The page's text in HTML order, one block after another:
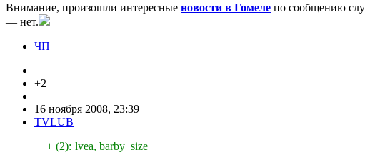
Внимание, произошли интересные новости в Гомеле по сообщению
— нет.
ЧП
+2
16 ноября 2008, 23:39
TVLUB
+ (2): lvea, barby_size